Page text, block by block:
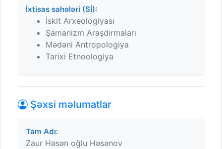
İxtisas sahələri (Sİ):
İskit Arxeologiyası
Şamanizm Araşdırmaları
Mədəni Antropologiya
Tarixi Etnoologiya
Şəxsi məlumatlar
Tam Adı:
Zaur Həsən oğlu Həsənov